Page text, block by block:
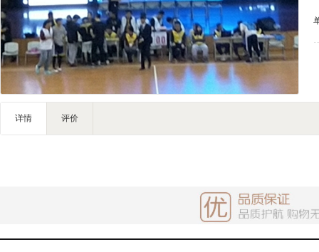
装修设计
装饰配饰
礼品团购
户外营地
大堂用品
健身器材
详情 评价